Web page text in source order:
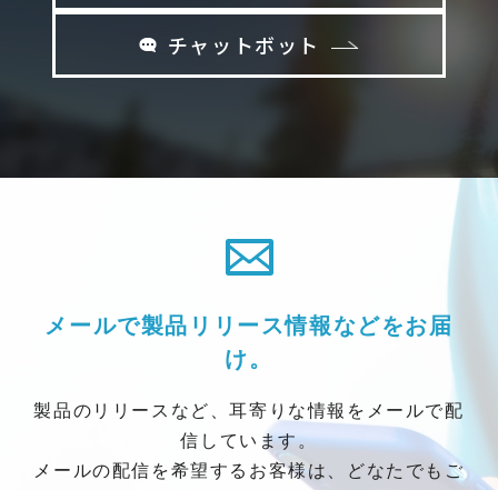
チャットボット
メールで製品リリース情報などをお届
け。
製品のリリースなど、耳寄りな情報をメールで配
信しています。
メールの配信を希望するお客様は、どなたでもご